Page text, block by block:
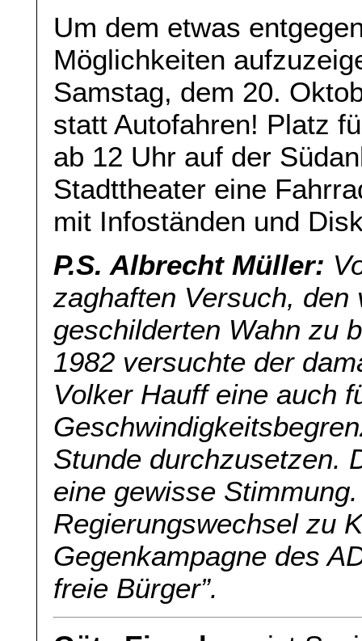
Um dem etwas
Möglichkeiten
Samstag, dem 20.
statt Autofahren! Platz
ab 12 Uhr auf der
Stadttheater eine
mit Infoständen und
P.S. Albrecht Müller:
zaghaften Versuch, den
geschilderten Wahn zu
1982 versuchte der
Volker Hauff eine auch
Stunde durchzusetzen.
eine gewisse
Regierungswechsel zu
Gegenkampagne des
freie Bürger”.